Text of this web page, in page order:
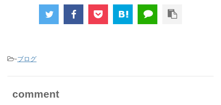
-ブログ
comment